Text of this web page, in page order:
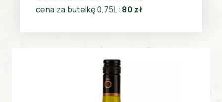
cena za butelkę 0,75L: 80 zł